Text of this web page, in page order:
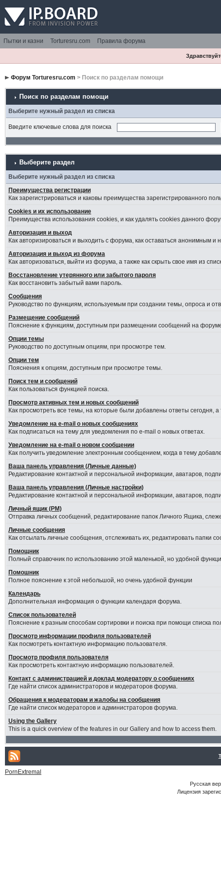
Пытки и казни Torturesru.com Правила форума
Форум Torturesru.com > Поиск по разделам помощи
Поиск по разделам помощи
Выберите нужный раздел из списка
Введите ключевые слова для поиска
Выберите раздел
Выберите нужный раздел из списка
Преимущества регистрации
Как зарегистрироваться и каковы преимущества зарегистрированного
Cookies и их использование
Преимущества использования cookies, и как удалять cookies данного
Авторизация и выход
Как авторизироваться и выходить с форума, как оставаться анонимным
Авторизация и выход из форума
Как авторизоваться, выйти из форума, а также как скрыть свое имя из
Восстановление утерянного или забытого пароля
Как восстановить забытый вами пароль.
Сообщения
Руководство по функциям, используемым при создании темы, опроса и
Размещение сообщений
Пояснение к функциям, доступным при размещении сообщений на
Опции темы
Руководство по доступным опциям, при просмотре тем.
Опции тем
Пояснения к опциям, доступным при просмотре темы.
Поиск тем и сообщений
Как пользоваться функцией поиска.
Просмотр активных тем и новых сообщений
Как просмотреть все темы, на которые были добавлены ответы сегодня,
Уведомление на e-mail о новых сообщениях
Как подписаться на тему для уведомления по e-mail о новых ответах.
Уведомление на е-mail о новом сообщении
Как получить уведомление электронным сообщением, когда в тему
Ваша панель управления (Личные данные)
Редактирование контактной и персональной информации, аватаров,
Ваша панель управления (Личные настройки)
Редактирование контактной и персональной информации, аватаров,
Личный ящик (PM)
Отправка личных сообщений, редактирование папок Личного Ящика,
Личные сообщения
Как отсылать личные сообщения, отслеживать их, редактировать папки
Помощник
Полный справочник по использованию этой маленькой, но удобной
Помошник
Полное пояснение к этой небольшой, но очень удобной функции
Календарь
Дополнительная информация о функции календаря форума.
Список пользователей
Пояснение к разным способам сортировки и поиска при помощи списка
Просмотр информации профиля пользователей
Как посмотреть контактную информацию пользователя.
Просмотр профиля пользователя
Как просмотреть контактную информацию пользователей.
Контакт с администрацией и доклад модератору о сообщениях
Где найти список администраторов и модераторов форума.
Обращения к модераторам и жалобы на сообщения
Где найти список модераторов и администраторов форума.
Using the Gallery
This is a quick overview of the features in our Gallery and how to access them.
PornExtremal
Русская
Лицензия